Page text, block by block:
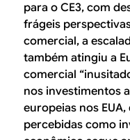
para o CE3, com
frágeis
comercial, a
também atingiu a
comercial
nos investimentos
europeias nos
percebidas como